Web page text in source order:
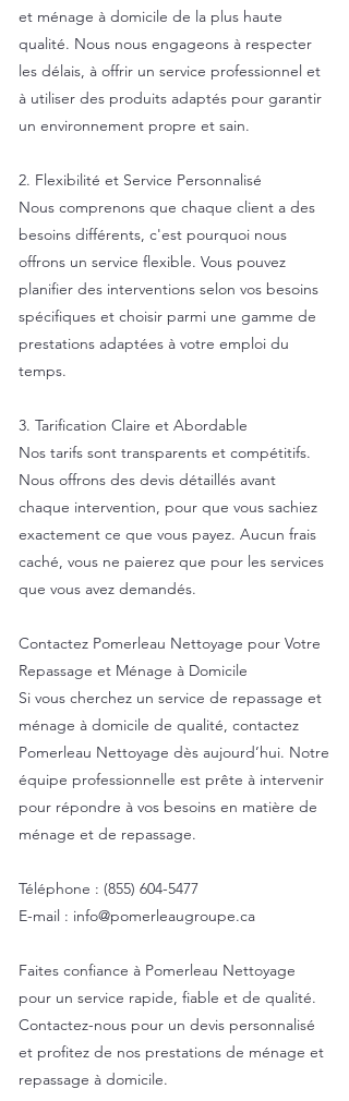
et ménage à domicile de la plus haute
qualité. Nous nous engageons à respecter
les délais, à offrir un service professionnel et
à utiliser des produits adaptés pour garantir
un environnement propre et sain.
2. Flexibilité et Service Personnalisé
Nous comprenons que chaque client a des
besoins différents, c'est pourquoi nous
offrons un service flexible. Vous pouvez
planifier des interventions selon vos besoins
spécifiques et choisir parmi une gamme de
prestations adaptées à votre emploi du
temps.
3. Tarification Claire et Abordable
Nos tarifs sont transparents et compétitifs.
Nous offrons des devis détaillés avant
chaque intervention, pour que vous sachiez
exactement ce que vous payez. Aucun frais
caché, vous ne paierez que pour les services
que vous avez demandés.
Contactez Pomerleau Nettoyage pour Votre
Repassage et Ménage à Domicile
Si vous cherchez un service de repassage et
ménage à domicile de qualité, contactez
Pomerleau Nettoyage dès aujourd’hui. Notre
équipe professionnelle est prête à intervenir
pour répondre à vos besoins en matière de
ménage et de repassage.
Téléphone : (855) 604-5477
E-mail : info@pomerleaugroupe.ca
Faites confiance à Pomerleau Nettoyage
pour un service rapide, fiable et de qualité.
Contactez-nous pour un devis personnalisé
et profitez de nos prestations de ménage et
repassage à domicile.